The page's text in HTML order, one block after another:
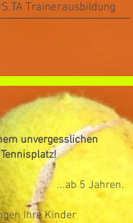
Trainerausbildung
unvergesslichen
...ab 5 Jahren.
Ihre Kinder